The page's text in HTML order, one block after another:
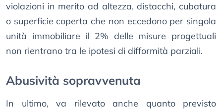
violazioni in merito ad altezza, distacchi, cubatura
o superficie coperta che non eccedono per singola
unità immobiliare il 2% delle misure progettuali
non rientrano tra le ipotesi di difformità parziali.
Abusività sopravvenuta
In ultimo, va rilevato anche quanto previsto